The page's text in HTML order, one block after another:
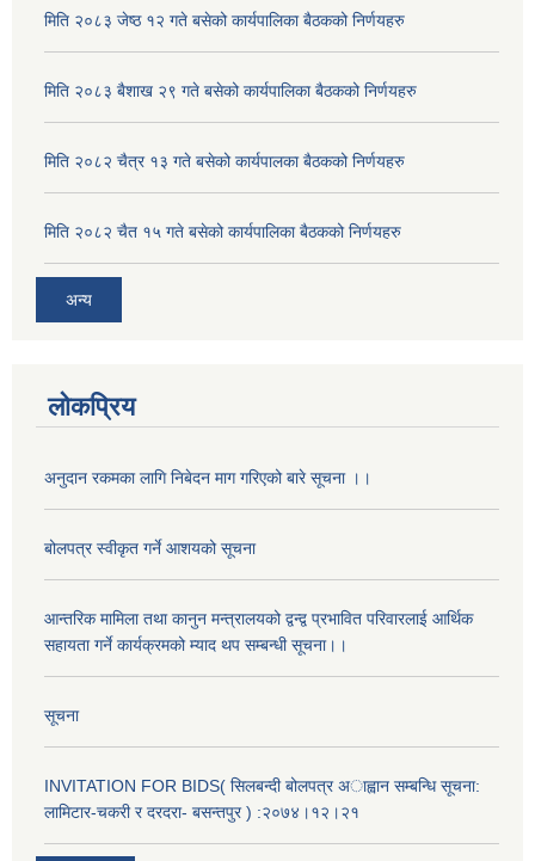
मिति २०८३ जेष्ठ १२ गते बसेको कार्यपालिका बैठकको निर्णयहरु
मिति २०८३ बैशाख २९ गते बसेको कार्यपालिका बैठकको निर्णयहरु
मिति २०८२ चैत्र १३ गते बसेको कार्यपालका बैठकको निर्णयहरु
मिति २०८२ चैत १५ गते बसेको कार्यपालिका बैठकको निर्णयहरु
अन्य
लोकप्रिय
अनुदान रकमका लागि निबेदन माग गरिएको बारे सूचना ।।
बोलपत्र स्वीकृत गर्ने आशयको सूचना
आन्तरिक मामिला तथा कानुन मन्त्रालयको द्वन्द्व प्रभावित परिवारलाई आर्थिक
सहायता गर्ने कार्यक्रमको म्याद थप सम्बन्धी सूचना।।
सूचना
INVITATION FOR BIDS( सिलबन्दी बोलपत्र अाह्वान सम्बन्धि सूचना:
लामिटार-चकरी र दरदरा- बसन्तपुर ) :२०७४।१२।२१